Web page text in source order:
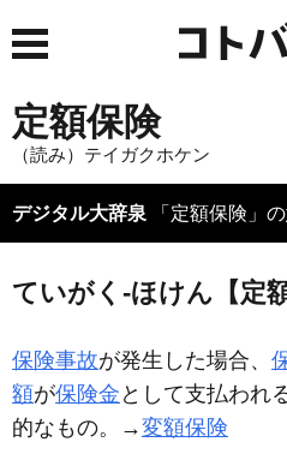
定額保険
（読み）テイガクホケン
デジタル大辞泉 「定額保険」
ていがく‐ほけん【定
保険事故が発生した場合、
額が保険金 として支払われ
的なもの。→変額保険